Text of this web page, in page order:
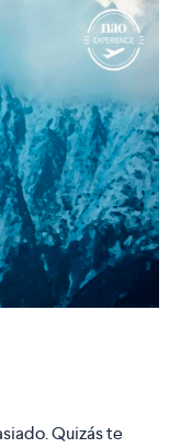
Quizás te